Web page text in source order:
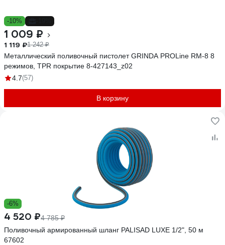
-10%
1 009 ₽
1 119 ₽1 242 ₽
Металлический поливочный пистолет GRINDA PROLine RM-8 8
режимов, TPR покрытие 8-427143_z02
4.7(57)
В корзину
-6%
4 520 ₽4 785 ₽
Поливочный армированный шланг PALISAD LUXE 1/2", 50 м
67602